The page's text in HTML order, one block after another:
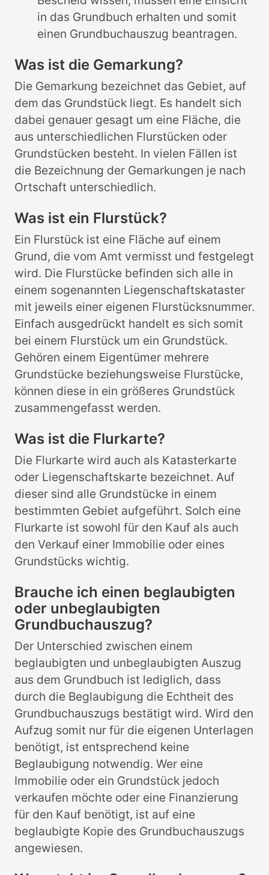
in das Grundbuch erhalten und somit
einen Grundbuchauszug beantragen.
Was ist die Gemarkung?
Die Gemarkung bezeichnet das Gebiet, auf
dem das Grundstück liegt. Es handelt sich
dabei genauer gesagt um eine Fläche, die
aus unterschiedlichen Flurstücken oder
Grundstücken besteht. In vielen Fällen ist
die Bezeichnung der Gemarkungen je nach
Ortschaft unterschiedlich.
Was ist ein Flurstück?
Ein Flurstück ist eine Fläche auf einem
Grund, die vom Amt vermisst und festgelegt
wird. Die Flurstücke befinden sich alle in
einem sogenannten Liegenschaftskataster
mit jeweils einer eigenen Flurstücksnummer.
Einfach ausgedrückt handelt es sich somit
bei einem Flurstück um ein Grundstück.
Gehören einem Eigentümer mehrere
Grundstücke beziehungsweise Flurstücke,
können diese in ein größeres Grundstück
zusammengefasst werden.
Was ist die Flurkarte?
Die Flurkarte wird auch als Katasterkarte
oder Liegenschaftskarte bezeichnet. Auf
dieser sind alle Grundstücke in einem
bestimmten Gebiet aufgeführt. Solch eine
Flurkarte ist sowohl für den Kauf als auch
den Verkauf einer Immobilie oder eines
Grundstücks wichtig.
Brauche ich einen beglaubigten
oder unbeglaubigten
Grundbuchauszug?
Der Unterschied zwischen einem
beglaubigten und unbeglaubigten Auszug
aus dem Grundbuch ist lediglich, dass
durch die Beglaubigung die Echtheit des
Grundbuchauszugs bestätigt wird. Wird den
Aufzug somit nur für die eigenen Unterlagen
benötigt, ist entsprechend keine
Beglaubigung notwendig. Wer eine
Immobilie oder ein Grundstück jedoch
verkaufen möchte oder eine Finanzierung
für den Kauf benötigt, ist auf eine
beglaubigte Kopie des Grundbuchauszugs
angewiesen.